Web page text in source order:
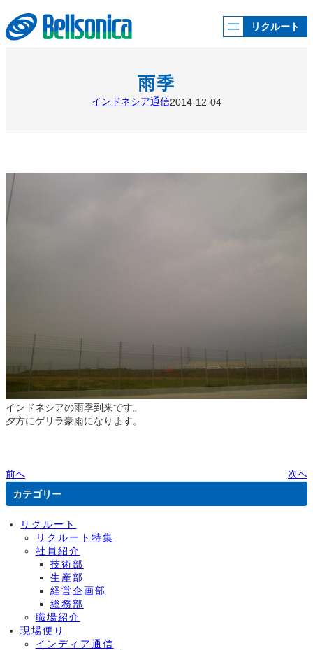
容
を
ス
リクルート
雨季
インドネシア通信2014-12-04
インドネシアの雨季到来です。
夕方にゲリラ豪雨になります。
前へ
次へ
カテゴリー
リクルート
リクルート特集
社員紹介
技術部
生産部
経営企画部
総務部
職場紹介
現場便り
インディア通信